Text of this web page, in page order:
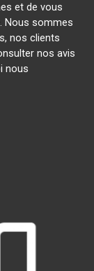
et de vous
Nous sommes
nos clients
nos avis
nous